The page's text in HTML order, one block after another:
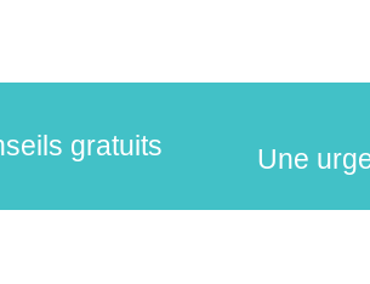
gratuits Une